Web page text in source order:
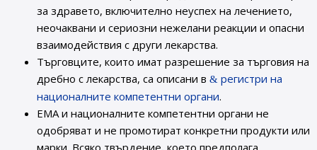
за здравето, включително неуспех на лечението,
неочаквани и сериозни нежелани реакции и опасни
взаимодействия с други лекарства.
Търговците, които имат разрешение за търговия на
дребно с лекарства, са описани в
регистри на
националните компетентни органи.
ЕМА и националните компетентни органи не
одобряват и не промотират конкретни продукти или
марки. Всяко твърдение, което предполага